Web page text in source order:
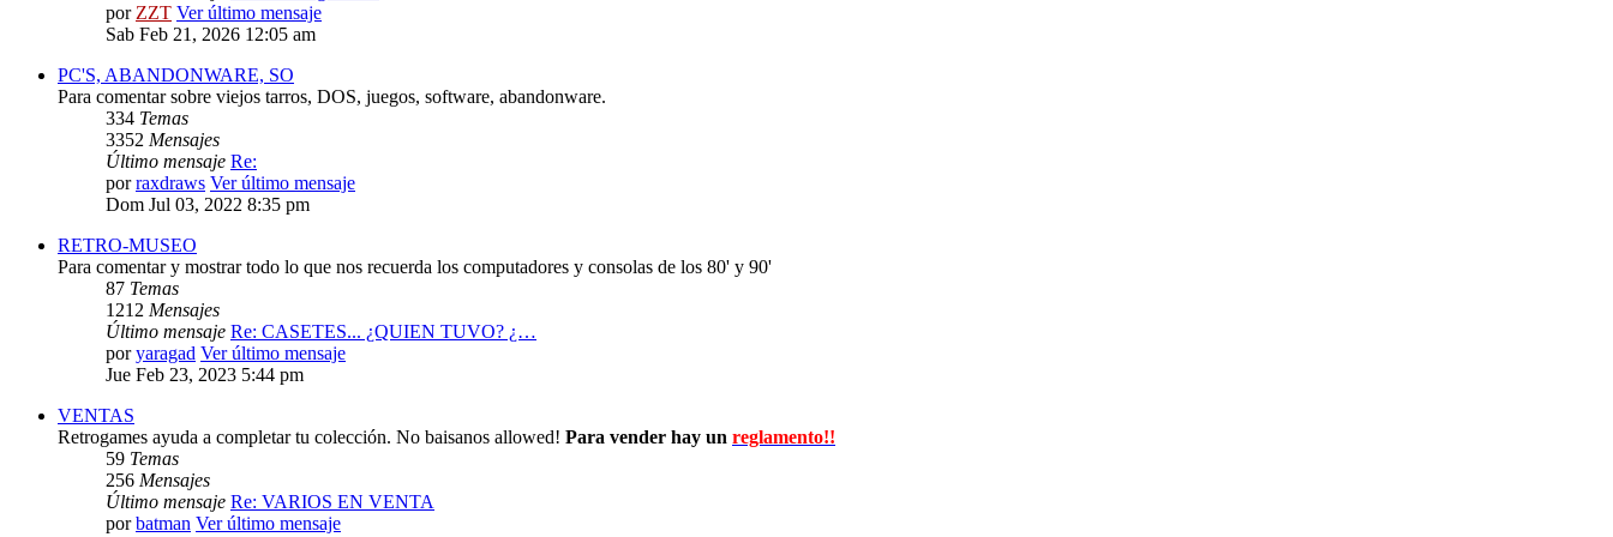
porZZT Ver último mensaje
Sab Feb 21, 2026 12:05 am
PC'S, ABANDONWARE, SO
Para comentar sobre viejos tarros, DOS, juegos, software, abandonware.
334 Temas
3352 Mensajes
Último mensaje Re:
porraxdraws Ver último mensaje
Dom Jul 03, 2022 8:35 pm
RETRO-MUSEO
Para comentar y mostrar todo lo que nos recuerda los computadores y consolas de los 80' y 90'
87 Temas
1212 Mensajes
Último mensaje Re: CASETES... ¿QUIEN TUVO? ¿…
poryaragad Ver último mensaje
Jue Feb 23, 2023 5:44 pm
VENTAS
Retrogames ayuda a completar tu colección. No baisanos allowed! Para vender hay un reglamento!!
59 Temas
256 Mensajes
Último mensaje Re: VARIOS EN VENTA
porbatman Ver último mensaje